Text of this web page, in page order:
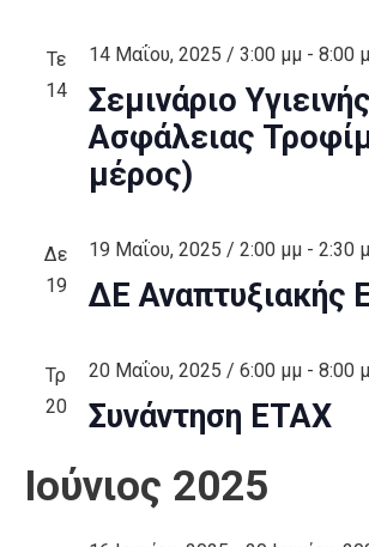
Τε
14
Σεμινάριο
Ασφάλειας
μέρος)
14 Μαΐου, 2025 / 3:00 μμ- 8:00
Δε
19
ΔΕ Αναπτυξιακής
19 Μαΐου, 2025 / 2:00 μμ- 2:30
Τρ
20
Συνάντηση ΕΤΑΧ
20 Μαΐου, 2025 / 6:00 μμ- 8:00
Ιούνιος 2025